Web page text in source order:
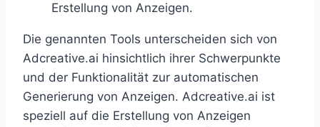
Erstellung von Anzeigen.
Die genannten Tools unterscheiden sich von
Adcreative.ai hinsichtlich ihrer Schwerpunkte
und der Funktionalität zur automatischen
Generierung von Anzeigen. Adcreative.ai ist
speziell auf die Erstellung von Anzeigen